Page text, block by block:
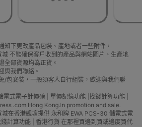
知下更改產品包裝、產地或者一些附件，
不能確保客戶收到的產品與網站圖片、生產地
全部貨源均為正貨。
與我們聯絡。
/包安裝，一般須客人自行組裝，歡迎與我們聯
式電子計價磅 | 單價記憶功能 |找錢計算功能 |
.com Hong Kong.In promotion and sale.
在香港觀塘提供 永和牌 EWA PCS-30 儲電式電
計算功能 | 香港行貨 在那裡買邊到買或邊度買代